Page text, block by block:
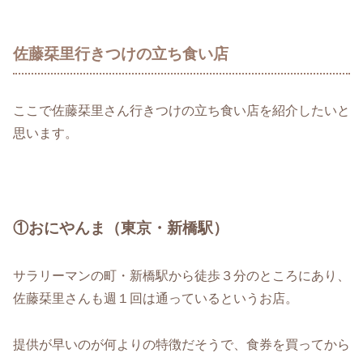
佐藤栞里行きつけの立ち食い店
ここで佐藤栞里さん行きつけの立ち食い店を紹介したいと
思います。
①おにやんま（東京・新橋駅）
サラリーマンの町・新橋駅から徒歩３分のところにあり、
佐藤栞里さんも週１回は通っているというお店。
提供が早いのが何よりの特徴だそうで、食券を買ってから